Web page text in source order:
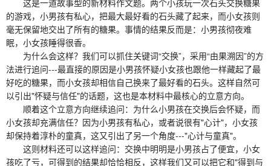
的游戏，小男孩有私心，把最大最好看的石头藏了起来，而小女孩则
毫无保留地交出了所有的糖果。事情的结果反而是：小男孩彻夜难
眠，小女孩睡得很香。
为什么会这样？我们可以抓住关键词“交换”，采用“由果溯因”的方
法进行追问---最直接的原因是小男孩怀疑小女孩也跟他一样藏起了最
好吃的糖果，而小女孩却相信自己换来了最好看的石头。这样自然可
以引出"怀疑与信任"的话题，这也是本材料中最核心的立意方向。
顺着这个立意方向继续追问：为什么小男孩在交换后会怀疑，而
小女孩却充满信任？因为小男孩有私心，或者说很有"心计"，小女孩
却保持着淳朴的童真，这又引出了另一个角度---"心计与童真"。
这则材料还可以这样追问：交换中明明是小男孩占了便宜，小女
孩吃了亏，可得到的结果却恰恰相反，这样我们又可以把它和"得到与